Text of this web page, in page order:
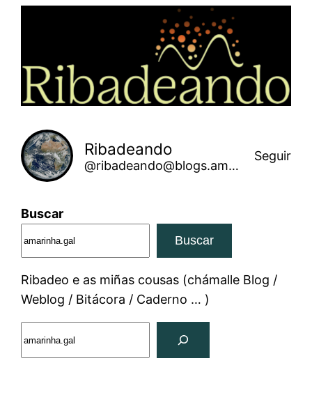
Ribadeando
@ribadeando@blogs.amarinha.gal
Seguir
Buscar
Buscar
Ribadeo e as miñas cousas (chámalle Blog /
Weblog / Bitácora / Caderno … )